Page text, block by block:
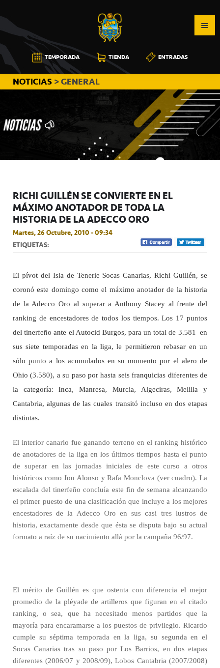
a
la
navegación
principal
al
contenido
principal
a
la
barra
lateral
principal
CB
CANARIAS
TEMPORADA TIENDA ENTRADAS
NOTICIAS > GENERAL
RICHI GUILLÉN SE CONVIERTE EN EL
MÁXIMO ANOTADOR DE TODA LA
HISTORIA DE LA ADECCO ORO
Martes, 26 Octubre, 2010 - 09:34
ETIQUETAS:
El pívot del Isla de Tenerie Socas Canarias, Richi Guillén, se
coronó este domingo como el máximo anotador de la historia
de la Adecco Oro al superar a Anthony Stacey al frente del
ranking de encestadores de todos los tiempos. Los 17 puntos
del tinerfeño ante el Autocid Burgos, para un total de 3.581
en
sus siete temporadas en la liga, le permitieron rebasar en un
sólo punto a los acumulados en su momento por el alero de
Ohio (3.580), a su paso por hasta seis franquicias diferentes de
la categoría: Inca, Manresa, Murcia, Algeciras, Melilla y
Cantabria, algunas de las cuales transitó incluso en dos etapas
distintas.
El interior canario fue ganando terreno en el ranking histórico
de anotadores de la liga en los últimos tiempos hasta el punto
de superar en las jornadas iniciales de este curso a otros
históricos como Jou Alonso y Rafa Monclova (ver cuadro). La
escalada del tinerfeño concluía este fin de semana alcanzando
el primer puesto de una clasificación que incluye a los mejores
encestadores de la Adecco Oro en sus casi tres lustros de
historia, exactamente desde que ésta se disputa bajo su actual
formato a raíz de su nacimiento allá por la campaña 96/97.
El mérito de Guillén es que ostenta con diferencia el mejor
promedio de la pléyade de artilleros que figuran en el citado
ranking, o sea, que ha necesitado menos partidos que la
mayoría para encaramarse a los puestos de privilegio. Ricardo
cumple su séptima temporada en la liga, su segunda en el
Socas Canarias tras su paso por Los Barrios, en dos etapas
diferentes (2006/07 y 2008/09), Lobos Cantabria (2007/2008)